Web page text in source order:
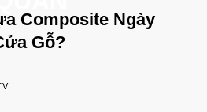
Composite Ngày
Gỗ?